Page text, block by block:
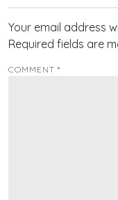
Your email address
Required fields are
COMMENT *